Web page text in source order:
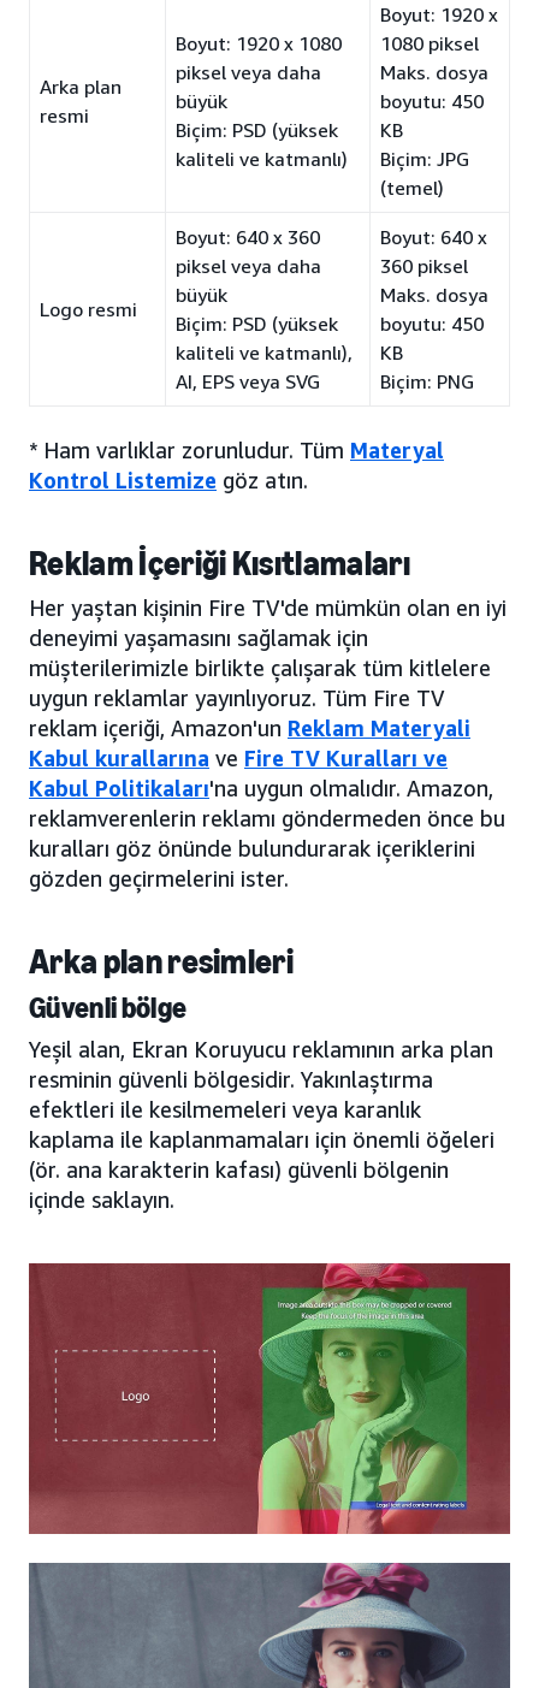
Arka plan
resmi
Boyut: 1920 x 1080
piksel veya daha
büyük
Biçim: PSD (yüksek
kaliteli ve katmanlı)
Boyut: 1920 x
1080 piksel
Maks. dosya
boyutu: 450
KB
Biçim: JPG
(temel)
Logo resmi
Boyut: 640 x 360
piksel veya daha
büyük
Biçim: PSD (yüksek
kaliteli ve katmanlı),
AI, EPS veya SVG
Boyut: 640 x
360 piksel
Maks. dosya
boyutu: 450
KB
Biçim: PNG
* Ham varlıklar zorunludur. Tüm Materyal
Kontrol Listemize göz atın.
Reklam İçeriği Kısıtlamaları
Her yaştan kişinin Fire TV'de mümkün olan en iyi
deneyimi yaşamasını sağlamak için
müşterilerimizle birlikte çalışarak tüm kitlelere
uygun reklamlar yayınlıyoruz. Tüm Fire TV
reklam içeriği, Amazon'un Reklam Materyali
Kabul kurallarına ve Fire TV Kuralları ve
Kabul Politikaları'na uygun olmalıdır. Amazon,
reklamverenlerin reklamı göndermeden önce bu
kuralları göz önünde bulundurarak içeriklerini
gözden geçirmelerini ister.
Arka plan resimleri
Güvenli bölge
Yeşil alan, Ekran Koruyucu reklamının arka plan
resminin güvenli bölgesidir. Yakınlaştırma
efektleri ile kesilmemeleri veya karanlık
kaplama ile kaplanmamaları için önemli öğeleri
(ör. ana karakterin kafası) güvenli bölgenin
içinde saklayın.